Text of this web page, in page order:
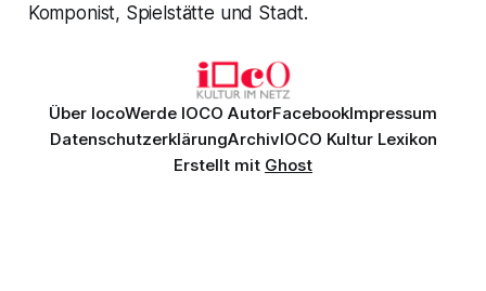
Komponist, Spielstätte und Stadt.
Über IocoWerde IOCO AutorFacebookImpressum
DatenschutzerklärungArchivIOCO Kultur Lexikon
Erstellt mit Ghost